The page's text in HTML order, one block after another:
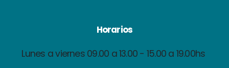
Horarios
Lunes a viernes 09.00 a 13.00 - 15.00 a 19.00hs